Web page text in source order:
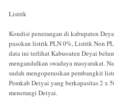
Listrik
Kondisi penerangan di kabupaten
pasokan listrik PLN 0%, Listrik Non
data ini terlihat Kabuoaten Deyai
mengandalkan swadaya masyarakat.
sudah mengoperasikan pembangkit
Pemkab Deiyai yang berkapasitas 2 x
menerangi Deiyai.